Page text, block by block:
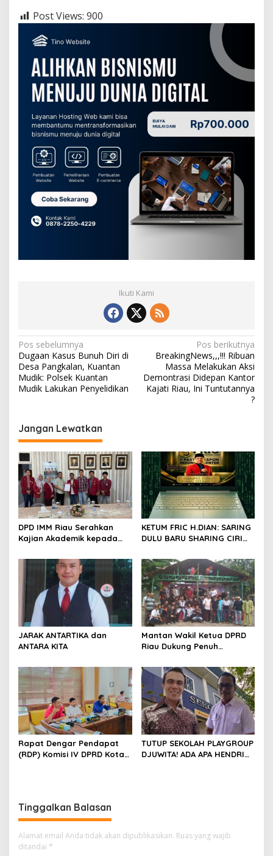
Post Views: 900
Ikuti Kami
N
a
v
i
a
s
i
p
o
s
Pos sebelumnya
Dugaan Kasus Bunuh Diri di
Desa Pangkalan, Kuantan
Mudik: Polsek Kuantan
Mudik Lakukan Penyelidikan
Pos berikutnya
BreakingNews,,,!!! Ribuan
Massa Melakukan Aksi
Demontrasi Didepan Kantor
Kajati Riau, Ini Tuntutannya
?
Jangan Lewatkan
DPD IMM Riau Serahkan
Kajian Akademik kepada
Keadilan bagi Provinsi Riau
KETUM FRIC H.DIAN: SARING
DULU BARU SHARING CIRI
SOSIAL
JARAK ANTARTIKA dan
ANTARA KITA
Mantan Wakil Ketua DPRD
Riau Dukung Penuh
Perjuangan Lahirnya
Kabupaten Kepulauan
Meranti
Rapat Dengar Pendapat
(RDP) Komisi IV DPRD Kota
TUTUP SEKOLAH PLAYGROUP
DJUWITA! ADA APA HENDRI
Tinggalkan Balasan
Alamat email Anda tidak akan dipublikasikan. Ruas yang wajib
ditandai *